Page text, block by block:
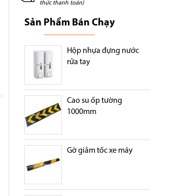
thức thanh toán)
Sản Phẩm Bán Chạy
Hộp nhựa đựng nước
rửa tay
Cao su ốp tường
1000mm
Gờ giảm tốc xe máy